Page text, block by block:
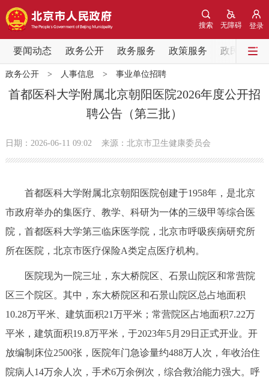
登录
无障碍
搜索
要闻动态 政务公开 政务服务 政策服务 政民互动
要闻动态
党中央精神 国务院信息
会议信息
市领导 机构职能 政策服务
政策兑现 政策解读
政务服务
政务公开> 人事信息 > 事业单位招聘
首都医科大学附属北京朝阳医院2026年度公开招
聘公告（第三批）
日期：2026-06-11 09:02 来源：北京市卫生健康委员会
首都医科大学附属北京朝阳医院创建于1958年，是北京
市政府举办的集医疗、教学、科研为一体的三级甲等综合医
院，首都医科大学第三临床医学院，北京市呼吸疾病研究所
所在医院，北京市医疗保险A类定点医疗机构。
医院现为一院三址，东大桥院区、石景山院区和常营院
区三个院区。其中，东大桥院区和石景山院区总占地面积
10.28万平米、建筑面积21万平米；常营院区占地面积7.22万
平米，建筑面积19.8万平米，于2023年5月29日正式开业。开
放编制床位2500张，医院年门急诊量约488万人次，年收治住
院病人14万余人次，手术6万余例次，综合救治能力强大。呼